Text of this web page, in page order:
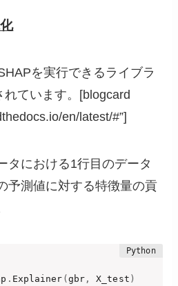
を実行できるライブラ
れています。[blogcard
en/latest/#”]
タにおける1行目のデータ
予測値に対する特徴量の貢
. Explainer ( gbr, X_test )